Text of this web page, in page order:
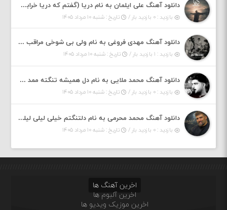
دانلود آهنگ علی ایلمان به نام دریا (گفتم که دریا خرابه نمه بارونه لب شط و نبین)
بازدید : ۰ بازدید بار / تاریخ : شنبه ۱۰ مرداد ۱۴۰۵
دانلود آهنگ مهدی فروغی به نام ولی بی شوخی مراقب من باش
بازدید : ۱ بازدید بار / تاریخ : شنبه ۱۰ مرداد ۱۴۰۵
دانلود آهنگ محمد ملایی به نام دل همیشه تنگته ممد کله ونگته
بازدید : ۰ بازدید بار / تاریخ : شنبه ۱۰ مرداد ۱۴۰۵
دانلود آهنگ محمد محرمی به نام دلتنگتم خیلی لیلی لیلی لیلی تو که نباشی پیش من به زندگی میلی
بازدید : ۰ بازدید بار / تاریخ : شنبه ۱۰ مرداد ۱۴۰۵
اخرین آهنگ ها
اخرین آلبوم ها
اخرین موزیک ویدیو ها